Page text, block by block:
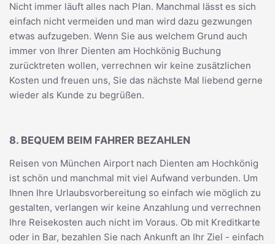
Nicht immer läuft alles nach Plan. Manchmal lässt es sich
einfach nicht vermeiden und man wird dazu gezwungen
etwas aufzugeben. Wenn Sie aus welchem Grund auch
immer von Ihrer Dienten am Hochkönig Buchung
zurücktreten wollen, verrechnen wir keine zusätzlichen
Kosten und freuen uns, Sie das nächste Mal liebend gerne
wieder als Kunde zu begrüßen.
8. BEQUEM BEIM FAHRER BEZAHLEN
Reisen von München Airport nach Dienten am Hochkönig
ist schön und manchmal mit viel Aufwand verbunden. Um
Ihnen Ihre Urlaubsvorbereitung so einfach wie möglich zu
gestalten, verlangen wir keine Anzahlung und verrechnen
Ihre Reisekosten auch nicht im Voraus. Ob mit Kreditkarte
oder in Bar, bezahlen Sie nach Ankunft an Ihr Ziel - einfach